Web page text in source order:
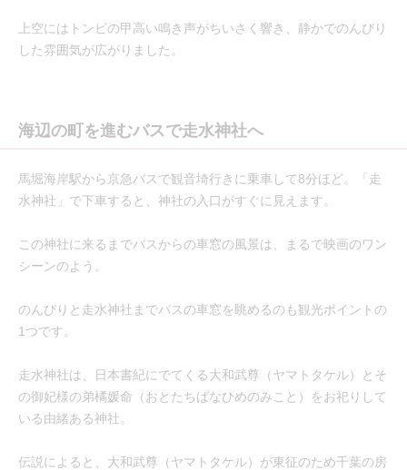
上空にはトンビの甲高い鳴き声がちいさく響き、静かでのんびり
した雰囲気が広がりました。
海辺の町を進むバスで走水神社へ
馬堀海岸駅から京急バスで観音埼行きに乗車して8分ほど。「走
水神社」で下車すると、神社の入口がすぐに見えます。
この神社に来るまでバスからの車窓の風景は、まるで映画のワン
シーンのよう。
のんびりと走水神社までバスの車窓を眺めるのも観光ポイントの
1つです。
走水神社は、日本書紀にでてくる大和武尊（ヤマトタケル）とそ
の御妃様の弟橘媛命（おとたちばなひめのみこと）をお祀りして
いる由緒ある神社。
伝説によると、大和武尊（ヤマトタケル）が東征のため千葉の房